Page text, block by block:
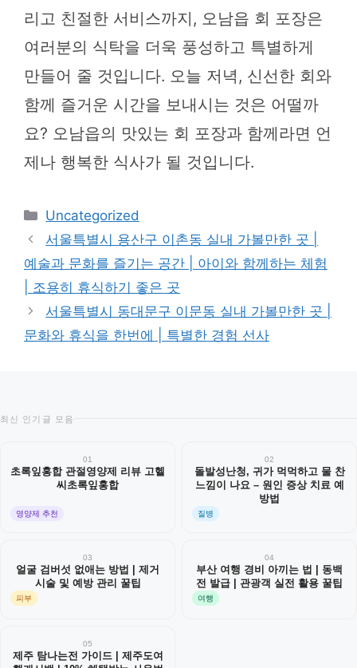
리고 친절한 서비스까지, 오남읍 회 포장은
여러분의 식탁을 더욱 풍성하고 특별하게
만들어 줄 것입니다. 오늘 저녁, 신선한 회와
함께 즐거운 시간을 보내시는 것은 어떨까
요? 오남읍의 맛있는 회 포장과 함께라면 언
제나 행복한 식사가 될 것입니다.
카
테
고
리
Uncategorized
서울특별시 용산구 이촌동 실내 가볼만한 곳 |
예술과 문화를 즐기는 공간 | 아이와 함께하는 체험
| 조용히 휴식하기 좋은 곳
서울특별시 동대문구 이문동 실내 가볼만한 곳 |
문화와 휴식을 한번에 | 특별한 경험 선사
최신 인기글 모음
01
초록잎홍합 관절영양제 리뷰 고헬
씨초록잎홍합
영양제 추천
02
돌발성난청, 귀가 먹먹하고 물 찬
느낌이 나요 – 원인 증상 치료 예
방법
질병
03
얼굴 검버섯 없애는 방법 | 제거
시술 및 예방 관리 꿀팁
피부
04
부산 여행 경비 아끼는 법 | 동백
전 발급 | 관광객 실전 활용 꿀팁
여행
05
제주 탐나는전 가이드 | 제주도여